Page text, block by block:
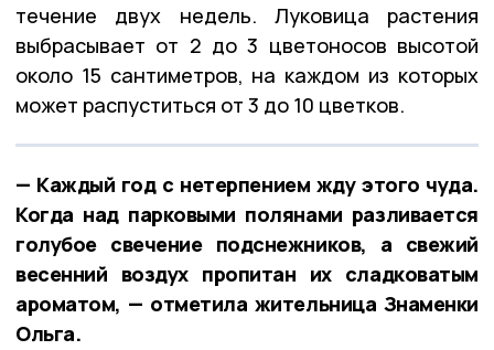
течение двух недель. Луковица растения
выбрасывает от 2 до 3 цветоносов высотой
около 15 сантиметров, на каждом из которых
может распуститься от 3 до 10 цветков.
— Каждый год с нетерпением жду этого чуда.
Когда над парковыми полянами разливается
голубое свечение подснежников, а свежий
весенний воздух пропитан их сладковатым
ароматом, — отметила жительница Знаменки
Ольга.